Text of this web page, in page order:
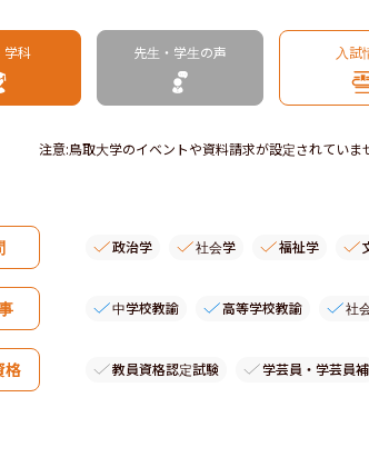
学科 先生・学生の声 入試
注意:鳥取大学のイベントや資料請求が設定されてい
政治学 社会学 福祉学
中学校教諭 高等学校教諭 社
格 教員資格認定試験 学芸員・学芸員補